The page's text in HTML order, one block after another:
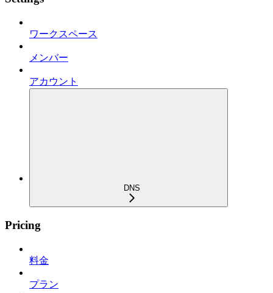
ワークスペース
メンバー
アカウント
DNS
Pricing
料金
プラン